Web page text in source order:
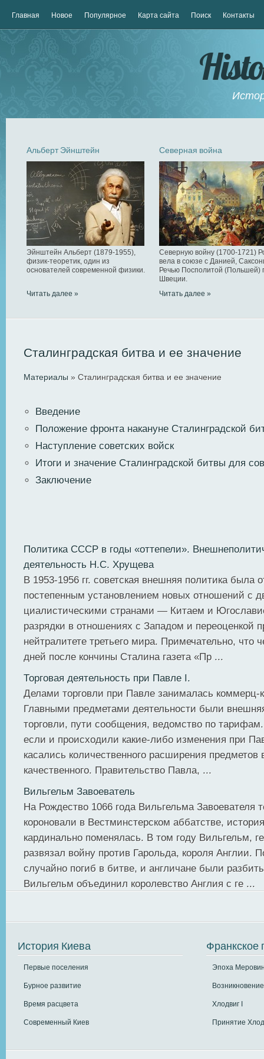
Главная Новое Популярное Карта сайта Поиск Контакты
Альберт Эйнштейн
Эйнштейн Альберт (1879-1955),
физик-теоретик, один из
основателей современной физики.
Читать далее »
Северная война
Северную войну (1700-1721)
вела в союзе с Данией,
Речью Посполитой (Польшей)
Швеции.
Читать далее »
Сталинградская битва и ее значение
Материалы » Сталинградская битва и ее значение
Введение
Положение фронта накануне Сталинградской
Наступление советских войск
Итоги и значение Сталинградской битвы для
Заключение
Политика СССР в годы «оттепели».
деятельность Н.С. Хрущева
В 1953-1956 гг. советская внешняя политика была
постепенным установлением новых отношений с
циалистическими странами — Китаем и
разрядки в отношениях с Западом и переоценкой
нейтралитете третьего мира. Примечательно, что
дней после кончины Сталина газета «Пр ...
Торговая деятельность при Павле I.
Делами торговли при Павле занималась коммерц-
Главными предметами деятельности были
торговли, пути сообщения, ведомство по
если и происходили какие-либо изменения при
касались количественного расширения предметов
качественного. Правительство Павла, ...
Вильгельм Завоеватель
На Рождество 1066 года Вильгельма Завоевателя
короновали в Вестминстерском аббатстве,
кардинально поменялась. В том году Вильгельм,
развязал войну против Гарольда, короля Англии.
случайно погиб в битве, и англичане были
Вильгельм объединил королевство Англия с ге ...
История Киева
Первые поселения
Бурное развитие
Время расцвета
Современный Киев
Франкское
Эпоха
Хлодвиг I
Принятие